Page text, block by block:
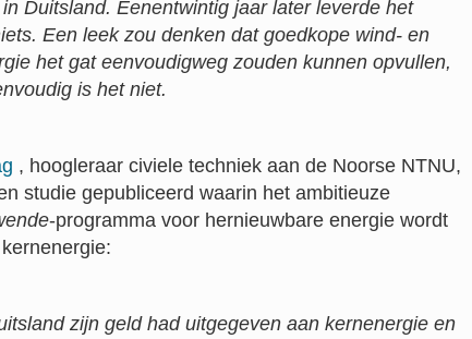
Duitsland. Eenentwintig jaar later leverde het
Een leek zou denken dat goedkope wind- en
het gat eenvoudigweg zouden kunnen opvullen,
is het niet.
, hoogleraar civiele techniek aan de Noorse NTNU,
studie gepubliceerd waarin het ambitieuze
-programma voor hernieuwbare energie wordt
zijn geld had uitgegeven aan kernenergie en